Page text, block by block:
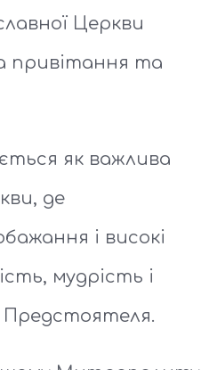
Церкви
привітання та
як важлива
де
і високі
мудрість і
Предстоятеля.